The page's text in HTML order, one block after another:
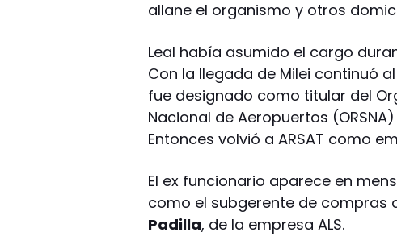
allane el organismo y otros
Leal había asumido el cargo
Con la llegada de Milei continuó
fue designado como titular del
Nacional de Aeropuertos
Entonces volvió a ARSAT como
El ex funcionario aparece en
como el subgerente de compras
Padilla, de la empresa ALS.